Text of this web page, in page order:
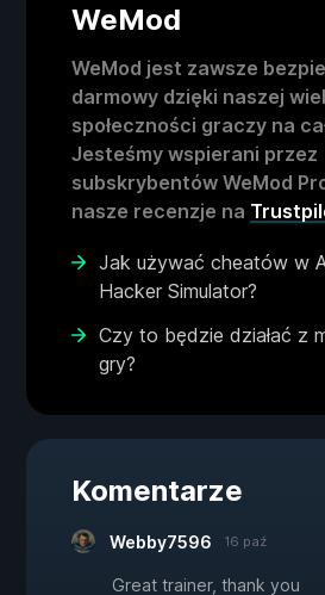
WeMod
WeMod jest zawsze
darmowy dzięki naszej
społeczności graczy na
Jesteśmy wspierani przez
subskrybentów WeMod
nasze recenzje na
Jak używać cheatów w
Hacker Simulator?
Czy to będzie działać z
gry?
Komentarze
Webby7596 16 paź
Great trainer, thank you